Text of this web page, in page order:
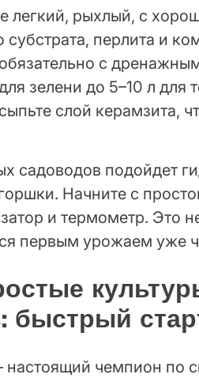
легкий, рыхлый, с
субстрата, перлита и
с
зелени до 5–10 л для
слой керамзита,
садоводов подойдет
Начните с
и термометр. Это
первым урожаем уже
быстрый
чемпион по